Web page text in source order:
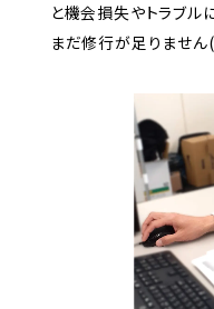
と機会損失やトラブル
まだ修行が足りません